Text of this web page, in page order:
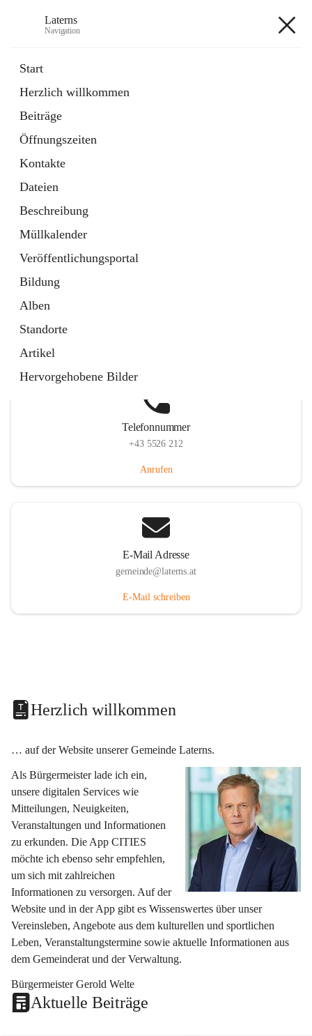
Laterns
Navigation
Start
Herzlich willkommen
Beiträge
Öffnungszeiten
Kontakte
Dateien
Beschreibung
Müllkalender
Veröffentlichungsportal
Bildung
Alben
Standorte
Artikel
Hervorgehobene Bilder
11 Schnellzugriffe
Soziales
1 Schnellzugriff
Telefonnummer
+43 5526 212
Anrufen
E-Mail Adresse
gemeinde@laterns.at
E-Mail schreiben
Herzlich willkommen
… auf der Website unserer Gemeinde Laterns.
Als Bürgermeister lade ich ein,
unsere digitalen Services wie
Mitteilungen, Neuigkeiten,
Veranstaltungen und Informationen
zu erkunden. Die App CITIES
möchte ich ebenso sehr empfehlen,
um sich mit zahlreichen
Informationen zu versorgen. Auf der
Website und in der App gibt es Wissenswertes über unser
Vereinsleben, Angebote aus dem kulturellen und sportlichen
Leben, Veranstaltungstermine sowie aktuelle Informationen aus
dem Gemeinderat und der Verwaltung.
Bürgermeister Gerold Welte
Aktuelle Beiträge